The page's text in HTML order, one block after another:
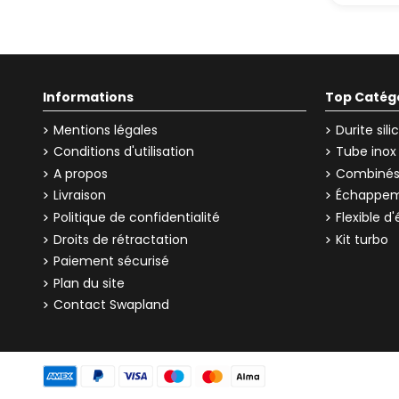
Si elle
On
Informations
Mentions légales
Conditions d'utilisation
A propos
Livraison
Politique de confidentialité
Droits de rétractation
Paiement sécurisé
Plan du site
Contact Swapland
Top
Durite
Tube inox
Flexible
Kit turbo